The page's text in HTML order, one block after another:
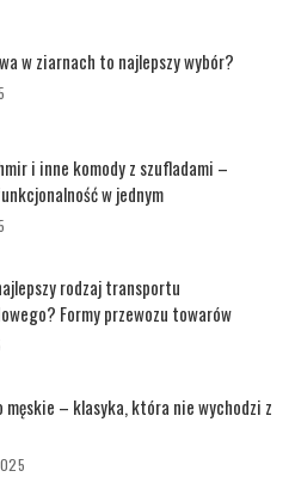
w ziarnach to najlepszy wybór?
i inne komody z szufladami –
w jednym
rodzaj transportu
Formy przewozu towarów
męskie – klasyka, która nie wychodzi z